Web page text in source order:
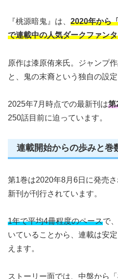
『桃源暗鬼』は、 2020年から
で連載中の人気ダークファン
原作は漆原侑来氏。ジャンプ
と、鬼の末裔という独自の設
2025年7月時点での最新刊は第
250話目前に迫っています。
連載開始からの歩みと巻
第1巻は2020年8月6日に発売
新刊が刊行されています。
1年で平均4冊程度のペースで
いていることから、連載は安
えます。
ストーリー面では、中盤から